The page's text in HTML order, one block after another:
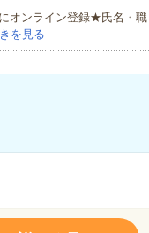
オンライン登録★氏名・職
を見る